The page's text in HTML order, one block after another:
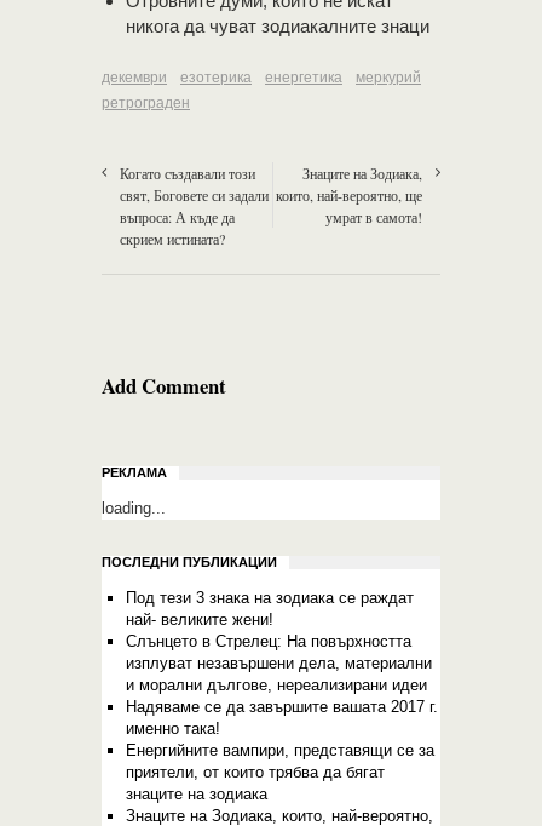
никога да чуват зодиакалните знаци
декември езотерика енергетика
меркурий
ретрограден
Когато създавали този
свят, Боговете си задали
въпроса: А къде да
скрием истината?
Знаците на Зодиака,
които, най-вероятно, ще
умрат в самота!
Add Comment
РЕКЛАМА
loading...
ПОСЛЕДНИ ПУБЛИКАЦИИ
Под тези 3 знака на зодиака се раждат
най- великите жени!
Слънцето в Стрелец: На повърхността
изплуват незавършени дела, материални
и морални дългове, нереализирани идеи
Надяваме се да завършите вашата 2017 г.
именно така!
Енергийните вампири, представящи се за
приятели, от които трябва да бягат
знаците на зодиака
Знаците на Зодиака, които, най-вероятно,